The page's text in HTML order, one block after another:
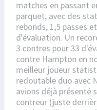
matches en passant
parquet, avec des
rebonds, 1,5 passes
d'évaluation. Un
3 contres pour 33
contre Hampton en
meilleur joueur
redoutable duo avec
avions déjà présenté
contreur (juste